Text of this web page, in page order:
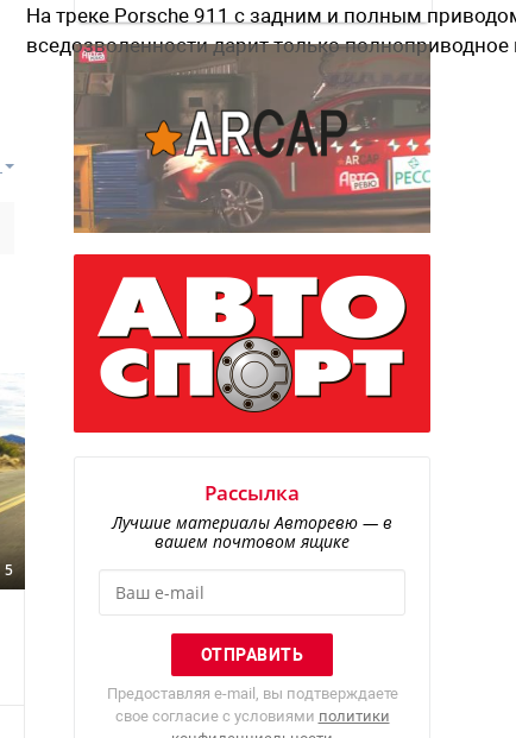
На треке Porsche 911 с задним и полным
вседозволенности дарит только полноприводное
5
Рассылка
Лучшие материалы Авторевю — в
вашем почтовом ящике
Предоставляя e-mail, вы подтверждаете
свое согласие с условиями политики